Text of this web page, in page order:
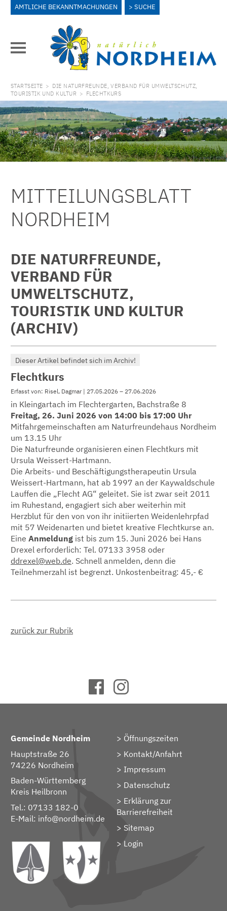
AMTLICHE BEKANNTMACHUNGEN SUCHE
STARTSEITE > DIE NATURFREUNDE, VERBAND FÜR UMWELTSCHUTZ,
TOURISTIK UND KULTUR > FLECHTKURS
MITTEILUNGSBLATT
NORDHEIM
DIE NATURFREUNDE,
VERBAND FÜR
UMWELTSCHUTZ,
TOURISTIK UND KULTUR
(ARCHIV)
Dieser Artikel befindet sich im Archiv!
Flechtkurs
Erfasst von: Risel, Dagmar | 27.05.2026 – 27.06.2026
in Kleingartach im Flechtergarten, Bachstraße 8
Freitag, 26. Juni 2026 von 14:00 bis 17:00 Uhr
Mitfahrgemeinschaften am Naturfreundehaus Nordheim
um 13.15 Uhr
Die Naturfreunde organisieren einen Flechtkurs mit
Ursula Weissert-Hartmann.
Die Arbeits- und Beschäftigungstherapeutin Ursula
Weissert-Hartmann, hat ab 1997 an der Kaywaldschule
Lauffen die „Flecht AG“ geleitet. Sie ist zwar seit 2011
im Ruhestand, engagiert sich aber weiterhin mit
Herzblut für den von von ihr initiierten Weidenlehrpfad
mit 57 Weidenarten und bietet kreative Flechtkurse an.
Eine Anmeldung ist bis zum 15. Juni 2026 bei Hans
Drexel erforderlich: Tel. 07133 3958 oder
ddrexel@web.de. Schnell anmelden, denn die
Teilnehmerzahl ist begrenzt. Unkostenbeitrag: 45,- €
zurück zur Rubrik
Gemeinde Nordheim
Hauptstraße 26
74226 Nordheim
Baden-Württemberg
Kreis Heilbronn
Tel.: 07133 182-0
E-Mail: info@nordheim.de
Öffnungszeiten
Kontakt/Anfahrt
Impressum
Datenschutz
Erklärung zur
Barrierefreiheit
Sitemap
> Login